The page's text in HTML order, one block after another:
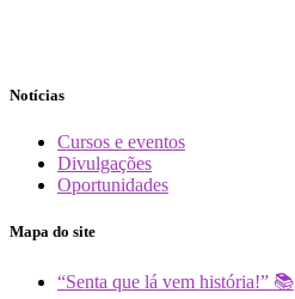
Notícias
Cursos e eventos
Divulgações
Oportunidades
Mapa do site
“Senta que lá vem história!” 📚